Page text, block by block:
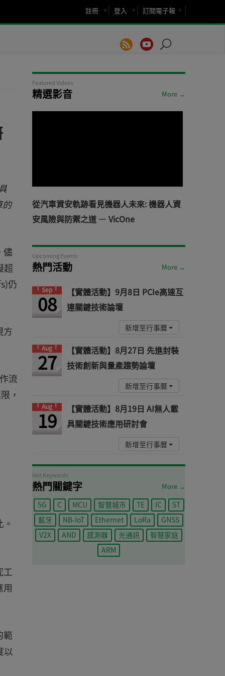
訂閱電子報
登入
註冊
儘
超
仍
方
流
，
工
用
範
以
Featured Videos
精選影音 More →
從汽車資安軌跡看見機器人未來: 機器人資
安風險與防禦之道 — VicOne
Upcoming Events
熱門活動 More →
Sep
08
【實體活動】9月8日 PCIe高速互
連關鍵技術論壇
新增至行事曆
Aug
27
【實體活動】8月27日 先進封裝
技術創新與量產趨勢論壇
新增至行事曆
Aug
19
【實體活動】8月19日 AI無人載
具關鍵技術應用研討會
新增至行事曆
Hot Keywords
熱門關鍵字 More →
5G C MCU 智慧城市 TE IC
ST
藍牙
NB-IoT Ethernet LoRa
GNSS
V2X
AND 感測器 光通訊
智慧家庭
ARM